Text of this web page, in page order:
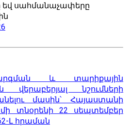
եվ սահմանաչափերը
և տարիքային
վերաբերյալ նշումների
մասին՝ Հայաստանի
տնօրենի 22 սեպտեմբեր
Լ հրաման